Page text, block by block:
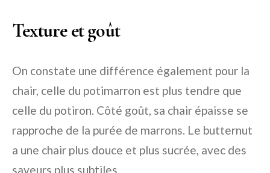
Texture et goût
On constate une différence également pour la
chair, celle du potimarron est plus tendre que
celle du potiron. Côté goût, sa chair épaisse se
rapproche de la purée de marrons. Le butternut
a une chair plus douce et plus sucrée, avec des
saveurs plus subtiles.